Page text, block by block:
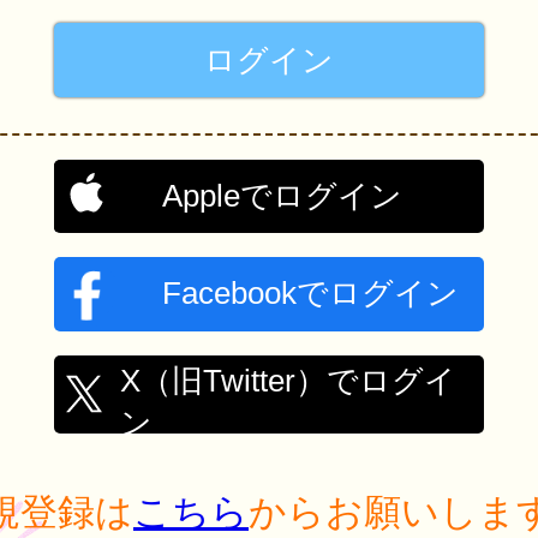
Appleでログイン
Facebookでログイン
X（旧Twitter）でログイ
ン
登録はこちらからお願いしま